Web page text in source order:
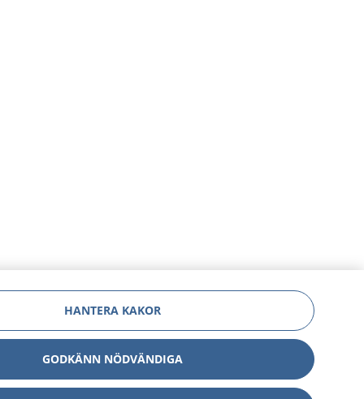
HANTERA KAKOR
GODKÄNN NÖDVÄNDIGA